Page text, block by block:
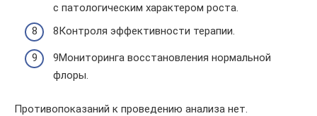
с патологическим характером роста.
8Контроля эффективности терапии.
9Мониторинга восстановления нормальной
флоры.
Противопоказаний к проведению анализа нет.